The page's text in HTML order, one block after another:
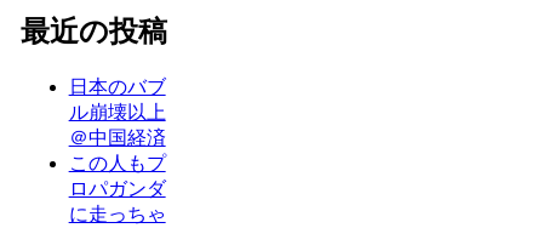
最近の投稿
日本のバブ
ル崩壊以上
＠中国経済
この人もプ
ロパガンダ
に走っちゃ